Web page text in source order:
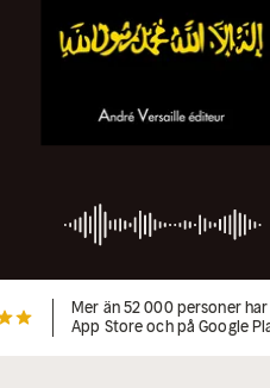
Mer än 52 000 personer
App Store och på Google